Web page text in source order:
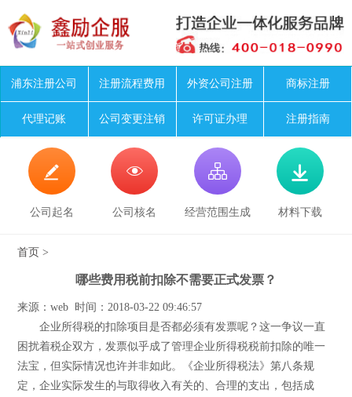
浦东注册公司 注册流程费用 外资公司注册 商标注册
代理记账 公司变更注销 许可证办理 注册指南

公司起名

公司核名

经营范围生成

材料下载
首页 >
哪些费用税前扣除不需要正式发票？
来源：web 时间：2018-03-22 09:46:57
企业所得税的扣除项目是否都必须有发票呢？这一争议一直
困扰着税企双方，发票似乎成了管理企业所得税税前扣除的唯一
法宝，但实际情况也许并非如此。《企业所得税法》第八条规
定，企业实际发生的与取得收入有关的、合理的支出，包括成